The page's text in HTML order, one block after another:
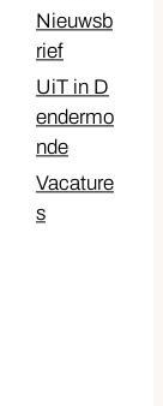
Nieuwsb
rief
UiT in D
endermo
nde
Vacature
s